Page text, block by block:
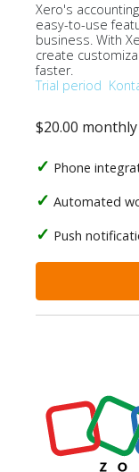
Xero's
easy-to-use
business. With
create
faster.
Trial period
$20.00 monthly
Phone
Automated
Push